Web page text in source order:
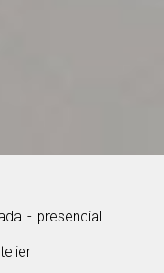
- presencial